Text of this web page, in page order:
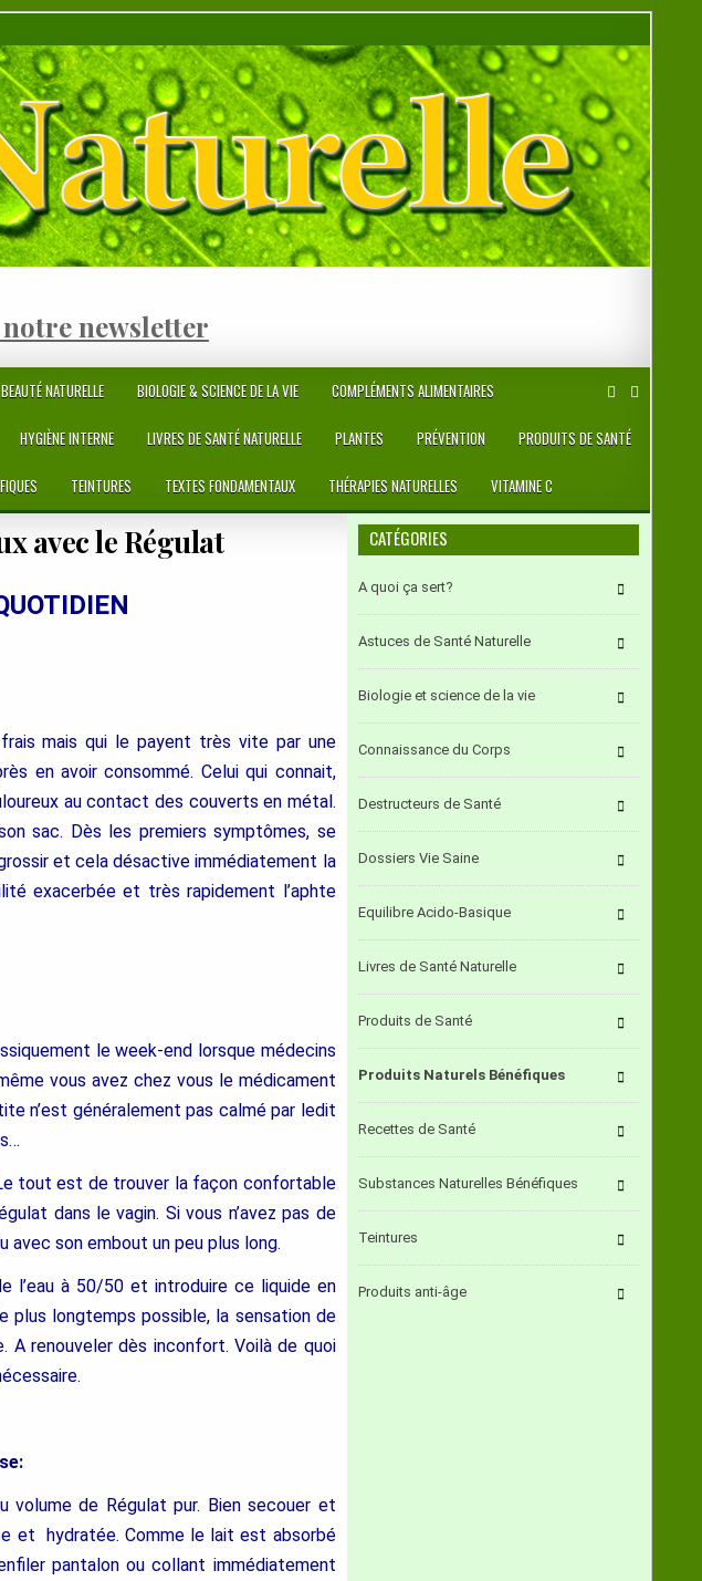
newsletter
BEAUTÉ NATURELLE BIOLOGIE & SCIENCE DE LA VIE COMPLÉMENTS ALIMENTAIRES
HYGIÈNE INTERNE LIVRES DE SANTÉ NATURELLE PLANTES PRÉVENTION PRODUITS DE SANTÉ
TEINTURES TEXTES FONDAMENTAUX THÉRAPIES NATURELLES VITAMINE C
avec le Régulat
mais qui le payent très vite par une
en avoir consommé. Celui qui connait,
au contact des couverts en métal.
sac. Dès les premiers symptômes, se
et cela désactive immédiatement la
exacerbée et très rapidement l’aphte
le week-end lorsque médecins
vous avez chez vous le médicament
n’est généralement pas calmé par ledit
tout est de trouver la façon confortable
dans le vagin. Si vous n’avez pas de
avec son embout un peu plus long.
l’eau à 50/50 et introduire ce liquide en
plus longtemps possible, la sensation de
renouveler dès inconfort. Voilà de quoi
de Régulat pur. Bien secouer et
et hydratée. Comme le lait est absorbé
pantalon ou collant immédiatement
CATÉGORIES
A quoi ça sert?
Astuces de Santé Naturelle
Biologie et science de la vie
Connaissance du Corps
Destructeurs de Santé
Dossiers Vie Saine
Equilibre Acido-Basique
Livres de Santé Naturelle
Produits de Santé
Produits Naturels Bénéfiques
Recettes de Santé
Substances Naturelles Bénéfiques
Teintures
Produits anti-âge